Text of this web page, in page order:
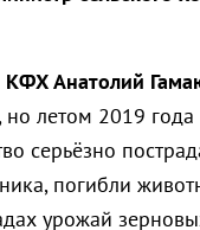
КФХ Анатолий
летом 2019 года
серьёзно
погибли
урожай